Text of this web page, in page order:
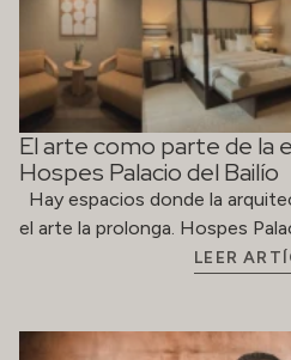
El arte como parte de la
Hospes Palacio del Bailío
Hay espacios donde la
el arte la prolonga. Hospes
LEER